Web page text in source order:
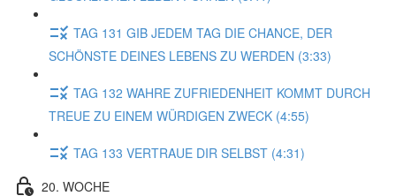
TAG 131 GIB JEDEM TAG DIE CHANCE, DER
SCHÖNSTE DEINES LEBENS ZU WERDEN (3:33)
TAG 132 WAHRE ZUFRIEDENHEIT KOMMT DURCH
TREUE ZU EINEM WÜRDIGEN ZWECK (4:55)
TAG 133 VERTRAUE DIR SELBST (4:31)
20. WOCHE